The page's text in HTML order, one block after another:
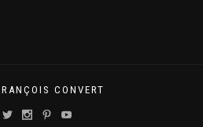
CONVERT